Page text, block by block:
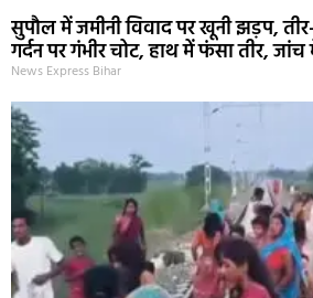
सुपौल में जमीनी विवाद पर खूनी झड़प,
गर्दन पर गंभीर चोट, हाथ में फंसा तीर,
News Express Bihar